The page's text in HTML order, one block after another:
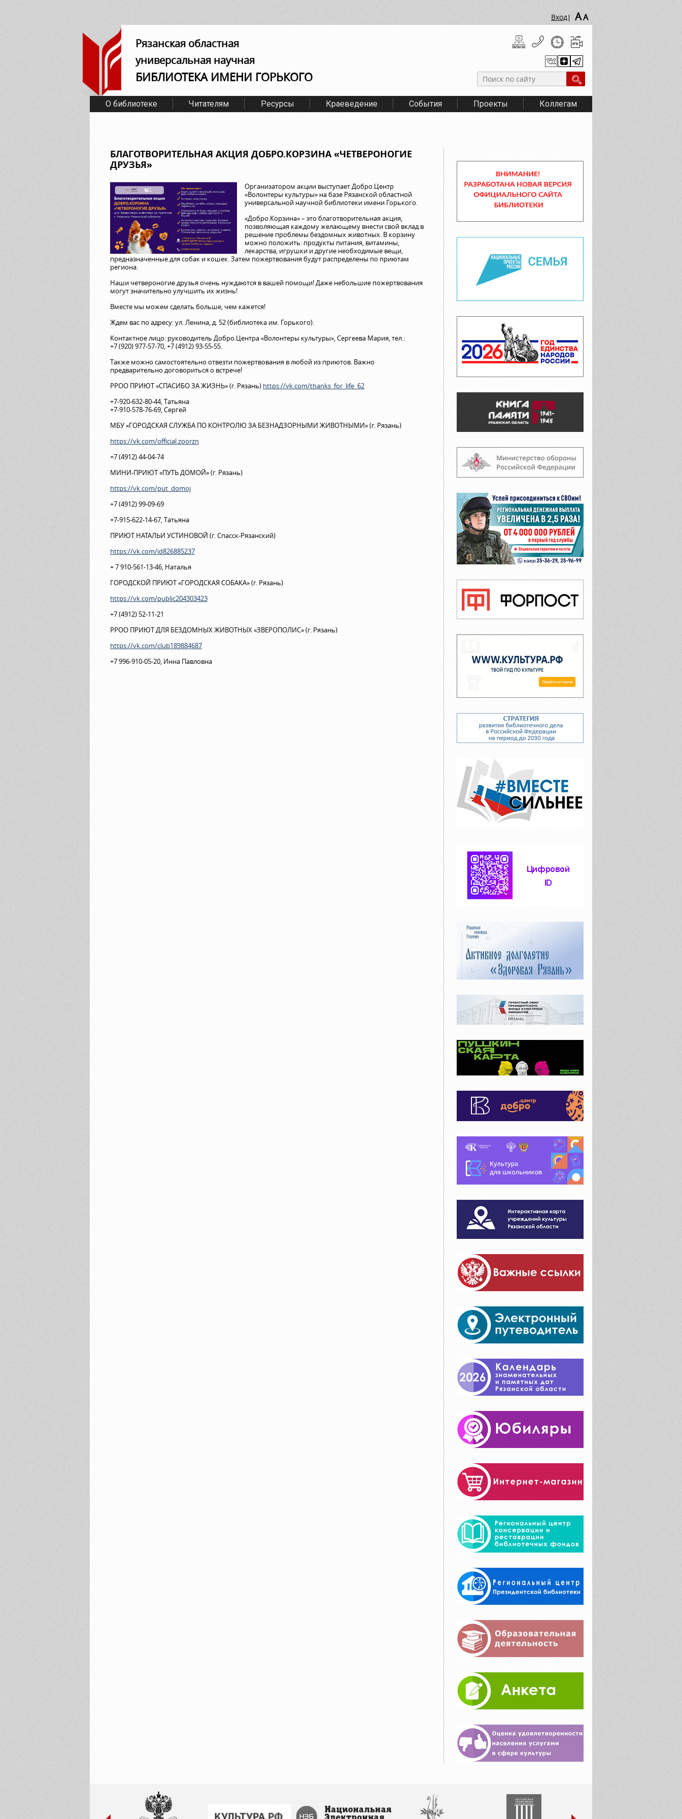
Вход| AA
Рязанская областная
универсальная научная
БИБЛИОТЕКА ИМЕНИ ГОРЬКОГО
О библиотеке Читателям Ресурсы Краеведение События Проекты Коллегам
БЛАГОТВОРИТЕЛЬНАЯ АКЦИЯ ДОБРО.КОРЗИНА «ЧЕТВЕРОНОГИЕ
ДРУЗЬЯ»
Организатором акции выступает Добро.Центр
«Волонтеры культуры» на базе Рязанской областной
универсальной научной библиотеки имени Горького.
«Добро.Корзина» – это благотворительная акция,
позволяющая каждому желающему внести свой вклад в
решение проблемы бездомных животных. В корзину
можно положить: продукты питания, витамины,
лекарства, игрушки и другие необходимые вещи,
предназначенные для собак и кошек. Затем пожертвования будут распределены по приютам
региона.
Наши четвероногие друзья очень нуждаются в вашей помощи! Даже небольшие пожертвования
могут значительно улучшить их жизнь!
Вместе мы можем сделать больше, чем кажется!
Ждем вас по адресу: ул. Ленина, д. 52 (библиотека им. Горького).
Контактное лицо: руководитель Добро.Центра «Волонтеры культуры», Сергеева Мария, тел.:
+7 (920) 977-57-70, +7 (4912) 93-55-55.
Также можно самостоятельно отвезти пожертвования в любой из приютов. Важно
предварительно договориться о встрече!
РРОО ПРИЮТ «СПАСИБО ЗА ЖИЗНЬ» (г. Рязань) https://vk.com/thanks_for_life_62
+7-920-632-80-44, Татьяна
+7-910-578-76-69, Сергей
МБУ «ГОРОДСКАЯ СЛУЖБА ПО КОНТРОЛЮ ЗА БЕЗНАДЗОРНЫМИ ЖИВОТНЫМИ» (г. Рязань)
https://vk.com/official.zoorzn
+7 (4912) 44-04-74
МИНИ-ПРИЮТ «ПУТЬ ДОМОЙ» (г. Рязань)
https://vk.com/put_domoj
+7 (4912) 99-09-69
+7-915-622-14-67, Татьяна
ПРИЮТ НАТАЛЬИ УСТИНОВОЙ (г. Спасск-Рязанский)
https://vk.com/id826885237
+ 7 910-561-13-46, Наталья
ГОРОДСКОЙ ПРИЮТ «ГОРОДСКАЯ СОБАКА» (г. Рязань)
https://vk.com/public204303423
+7 (4912) 52-11-21
РРОО ПРИЮТ ДЛЯ БЕЗДОМНЫХ ЖИВОТНЫХ «ЗВЕРОПОЛИС» (г. Рязань)
https://vk.com/club189884687
+7 996-910-05-20, Инна Павловна